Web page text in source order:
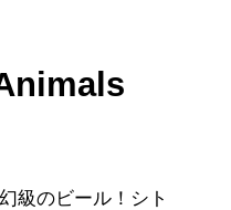
級のビール！シト